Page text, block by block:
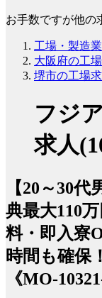
お手数ですが他の
工場・製造
大阪府の工
堺市の工場求
フジ
求人
【20～30
典最大110
料・即入寮
時間も確保
《MO-